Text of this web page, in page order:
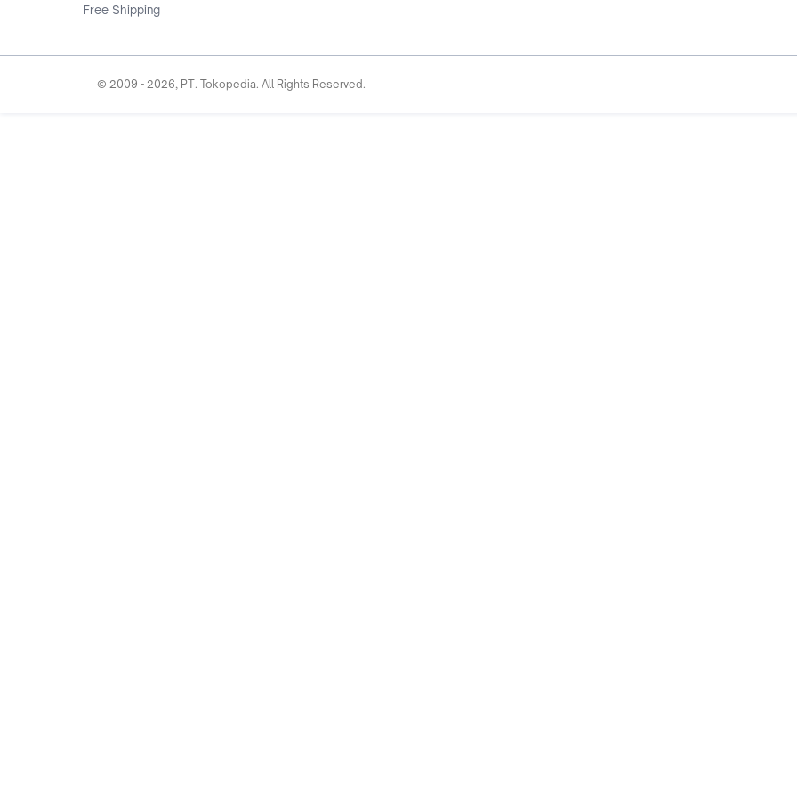
Free Shipping
© 2009 - 2026, PT. Tokopedia. All Rights Reserved.